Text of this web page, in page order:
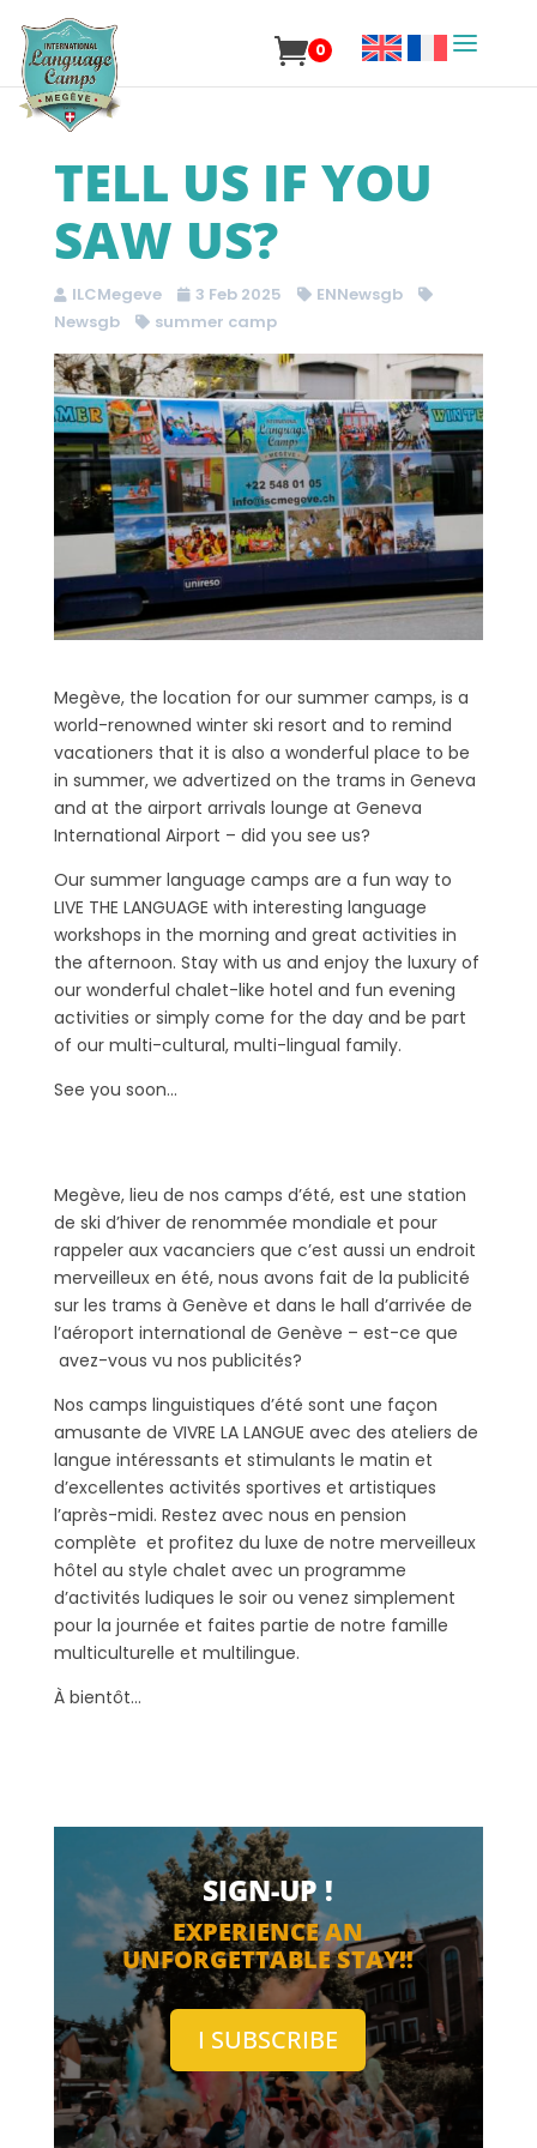
0
TELL US IF YOU
SAW US?
ILCMegeve 3 Feb 2025
ENNewsgb
Newsgb
summer camp
Megève, the location for our summer camps, is a
world-renowned winter ski resort and to remind
vacationers that it is also a wonderful place to be
in summer, we advertized on the trams in Geneva
and at the airport arrivals lounge at Geneva
International Airport – did you see us?
Our summer language camps are a fun way to
LIVE THE LANGUAGE with interesting language
workshops in the morning and great activities in
the afternoon. Stay with us and enjoy the luxury of
our wonderful chalet-like hotel and fun evening
activities or simply come for the day and be part
of our multi-cultural, multi-lingual family.
See you soon…
Megève, lieu de nos camps d’été, est une station
de ski d’hiver de renommée mondiale et pour
rappeler aux vacanciers que c’est aussi un endroit
merveilleux en été, nous avons fait de la publicité
sur les trams à Genève et dans le hall d’arrivée de
l’aéroport international de Genève – est-ce que
avez-vous vu nos publicités?
Nos camps linguistiques d’été sont une façon
amusante de VIVRE LA LANGUE avec des ateliers de
langue intéressants et stimulants le matin et
d’excellentes activités sportives et artistiques
l’après-midi. Restez avec nous en pension
complète et profitez du luxe de notre merveilleux
hôtel au style chalet avec un programme
d’activités ludiques le soir ou venez simplement
pour la journée et faites partie de notre famille
multiculturelle et multilingue.
À bientôt…
SIGN-UP !
EXPERIENCE AN
UNFORGETTABLE STAY!!
I SUBSCRIBE